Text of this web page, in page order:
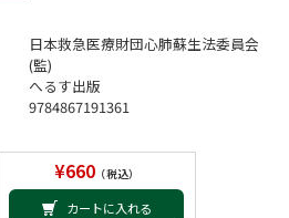
日本救急医療財団心肺蘇生法委員会
(監)
へるす出版
9784867191361
¥660（税込）
カートに入れる